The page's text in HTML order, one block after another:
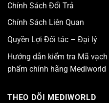
Chính Sách Đổi Trả
Chính Sách Liên Quan
Quyền Lợi Đối tác – Đại lý
Hướng dẫn kiểm tra Mã
phẩm chính hãng Mediworld
THEO DÕI MEDIWORLD